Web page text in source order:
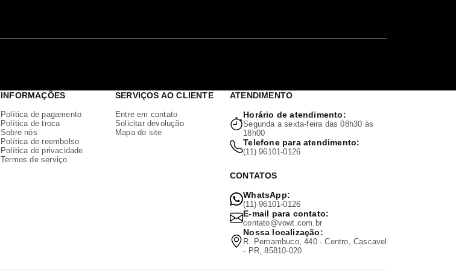
INFORMAÇÕES
Política de pagamento
Política de troca
Sobre nós
Política de reembolso
Política de privacidade
Termos de serviço
SERVIÇOS AO CLIENTE
Entre em contato
Solicitar devolução
Mapa do site
ATENDIMENTO
Horário de atendimento:
Segunda a sexta-feira das 08h30 às
18h00
Telefone para atendimento:
(11) 96101-0126
CONTATOS
WhatsApp:
(11) 96101-0126
E-mail para contato:
contato@vowt.com.br
Nossa localização:
R. Pernambuco, 440 - Centro, Cascavel
- PR, 85810-020